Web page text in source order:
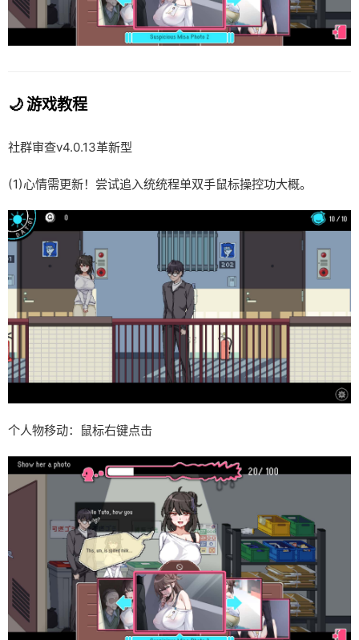
🌙 游戏教程
社群审查v4.0.13革新型
(1)心情需更新！尝试追入统统程单双手鼠标操控功大概。
个人物移动：鼠标右键点击